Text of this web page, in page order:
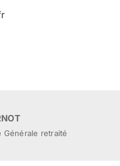
Générale retraité